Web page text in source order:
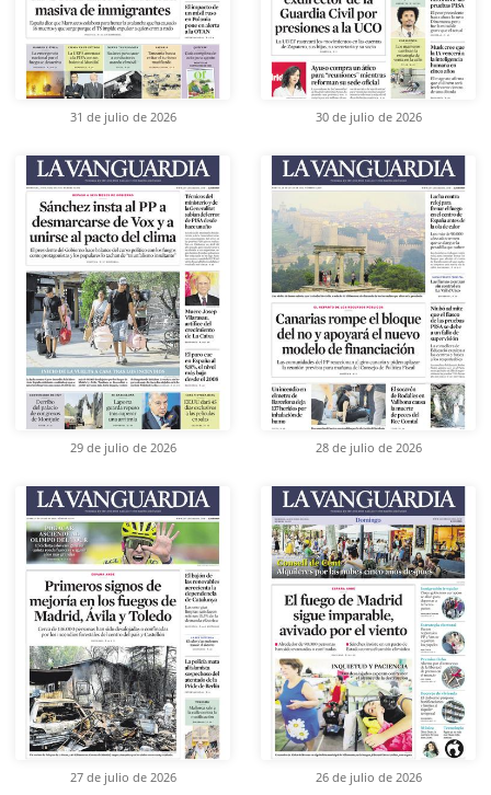
31 de julio de 2026 30 de julio de 2026
29 de julio de 2026 28 de julio de 2026
27 de julio de 2026 26 de julio de 2026